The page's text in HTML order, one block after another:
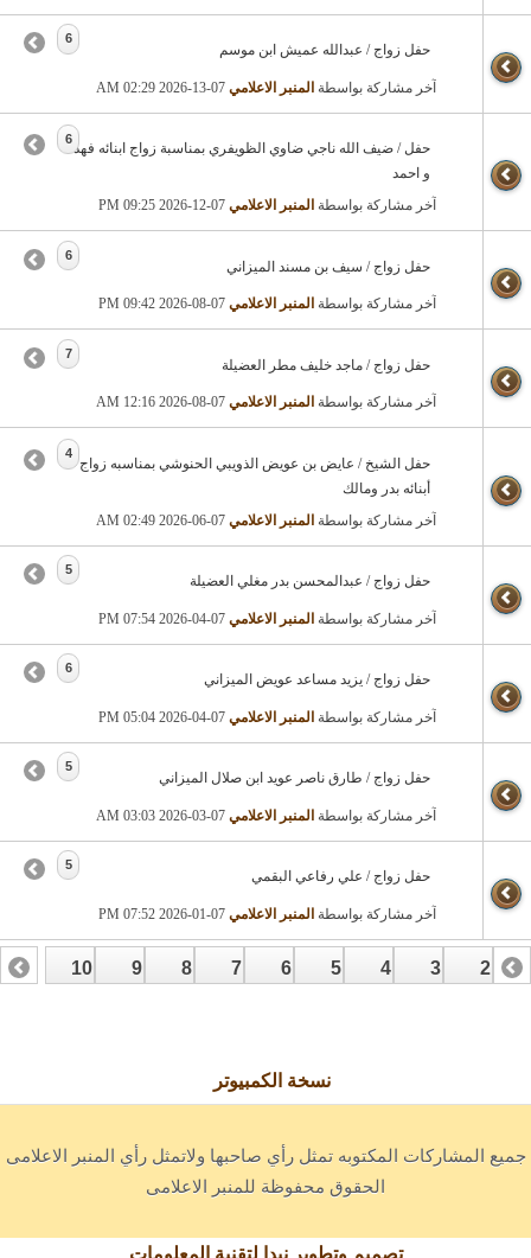
حفل زواج / عبدالله عميش ابن موسم
آخر مشاركة بواسطة المنبر الاعلامي 02:29 AM
6
حفل / ضيف الله ناجي ضاوي الظويفري بمناسبة زواج ابنائه فهد
و احمد
آخر مشاركة بواسطة المنبر الاعلامي 09:25 PM
6
حفل زواج / سيف بن مسند الميزاني
آخر مشاركة بواسطة المنبر الاعلامي 09:42 PM
6
حفل زواج / ماجد خليف مطر العضيلة
آخر مشاركة بواسطة المنبر الاعلامي 12:16 AM
7
حفل الشيخ / عايض بن عويض الذويبي الحنوشي بمناسبه زواج
أبنائه بدر ومالك
آخر مشاركة بواسطة المنبر الاعلامي 02:49 AM
4
حفل زواج / عبدالمحسن بدر مغلي العضيلة
آخر مشاركة بواسطة المنبر الاعلامي 07:54 PM
5
حفل زواج / يزيد مساعد عويض الميزاني
آخر مشاركة بواسطة المنبر الاعلامي 05:04 PM
6
حفل زواج / طارق ناصر عويد ابن صلال الميزاني
آخر مشاركة بواسطة المنبر الاعلامي 03:03 AM
5
حفل زواج / علي رفاعي البقمي
آخر مشاركة بواسطة المنبر الاعلامي 07:52 PM
5
2
3
4
5
6
7
8
9
10
نسخة الكمبيوتر
جميع المشاركات المكتوبه تمثل رأي صاحبها ولاتمثل رأي المنبر الاعلامى
الحقوق محفوظة للمنبر الاعلامى
تصميم وتطوير نبدا لتقنية المعلومات